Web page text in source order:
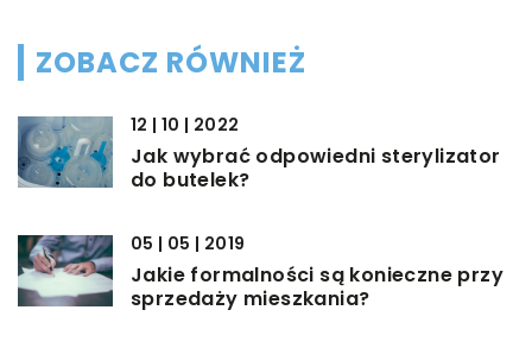
ZOBACZ RÓWNIEŻ
12 | 10 | 2022
Jak wybrać odpowiedni sterylizator
do butelek?
05 | 05 | 2019
Jakie formalności są konieczne przy
sprzedaży mieszkania?